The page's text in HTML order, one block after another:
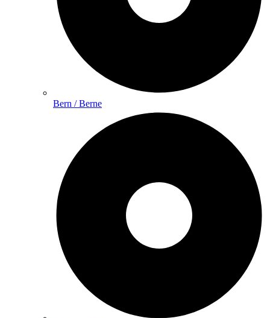
Bern / Berne